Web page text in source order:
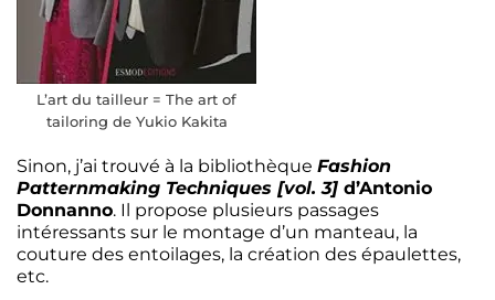
L’art du tailleur = The art of
tailoring de Yukio Kakita
Sinon, j’ai trouvé à la bibliothèque Fashion
Patternmaking Techniques [vol. 3] d’Antonio
Donnanno. Il propose plusieurs passages
intéressants sur le montage d’un manteau, la
couture des entoilages, la création des épaulettes,
etc.